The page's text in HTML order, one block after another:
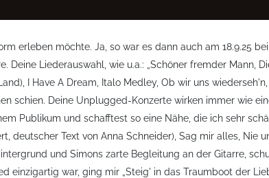
erleben möchte. Ja, so war es dann auch am 18.9.25
Liederauswahl, wie u.a.: „Schöner fremder Mann,
I Have A Dream, Italo Medley, Ob wir uns
schien. Deine Unplugged-Konzerte wirken immer wie
Publikum und schafftest so eine Nähe, die ich sehr
deutscher Text von Anna Schneider), Sag mir alles, Nie
und Simons zarte Begleitung an der Gitarre,
war, ging mir „Steig' in das Traumboot der